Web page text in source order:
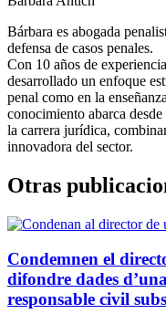
Bárbara es abogada
defensa de casos penales.
Con 10 años de
desarrollado un enfoque
penal como en la
conocimiento abarca
la carrera jurídica,
innovadora del sector.
Otras
Condemnen el
difondre dades
responsable civil